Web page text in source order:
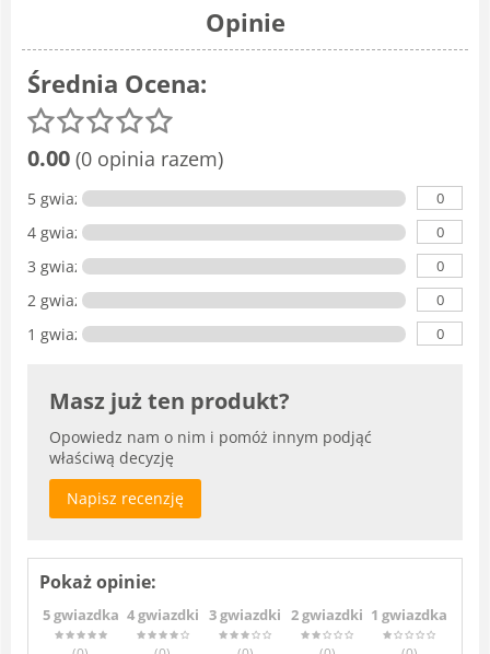
Opinie
Średnia Ocena:
0.00 (0 opinia razem)
5 gwiazdka 0
4 gwiazdki 0
3 gwiazdki 0
2 gwiazdki 0
1 gwiazdka 0
Masz już ten produkt?
Opowiedz nam o nim i pomóż innym podjąć
właściwą decyzję
Napisz recenzję
Pokaż opinie:
5 gwiazdka 4 gwiazdki 3 gwiazdki 2 gwiazdki 1 gwiazdka